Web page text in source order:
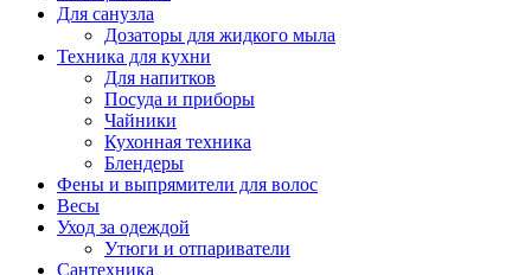
Для санузла
Дозаторы для жидкого мыла
Техника для кухни
Для напитков
Посуда и приборы
Чайники
Кухонная техника
Блендеры
Фены и выпрямители для волос
Весы
Уход за одеждой
Утюги и отпариватели
Сантехника